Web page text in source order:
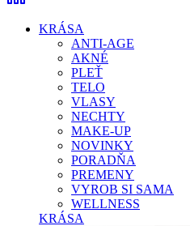
KRÁSA
ANTI-AGE
AKNÉ
PLEŤ
TELO
VLASY
NECHTY
MAKE-UP
NOVINKY
PORADŇA
PREMENY
VYROB SI SAMA
WELLNESS
KRÁSA